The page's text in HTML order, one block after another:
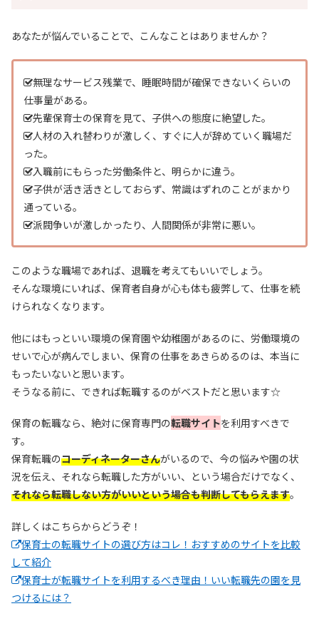
あなたが悩んでいることで、こんなことはありませんか？
無理なサービス残業で、睡眠時間が確保できないくらいの
仕事量がある。
先輩保育士の保育を見て、子供への態度に絶望した。
人材の入れ替わりが激しく、すぐに人が辞めていく職場だ
った。
入職前にもらった労働条件と、明らかに違う。
子供が活き活きとしておらず、常識はずれのことがまかり
通っている。
派閥争いが激しかったり、人間関係が非常に悪い。
このような職場であれば、退職を考えてもいいでしょう。
そんな環境にいれば、保育者自身が心も体も疲弊して、仕事を続
けられなくなります。
他にはもっといい環境の保育園や幼稚園があるのに、労働環境の
せいで心が病んでしまい、保育の仕事をあきらめるのは、本当に
もったいないと思います。
そうなる前に、できれば転職するのがベストだと思います☆
保育の転職なら、絶対に保育専門の転職サイトを利用すべきで
す。
保育転職のコーディネーターさんがいるので、今の悩みや園の状
況を伝え、それなら転職した方がいい、という場合だけでなく、
それなら転職しない方がいいという場合も判断してもらえます。
詳しくはこちらからどうぞ！
保育士の転職サイトの選び方はコレ！おすすめのサイトを比較
して紹介
保育士が転職サイトを利用するべき理由！いい転職先の園を見
つけるには？